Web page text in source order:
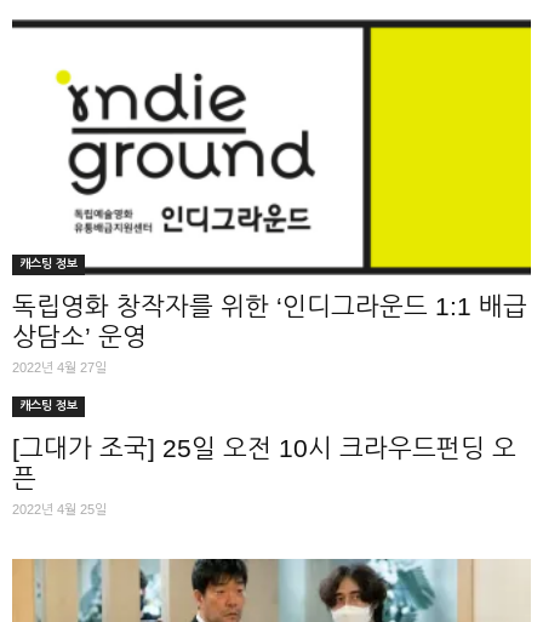
캐스팅 정보
독립영화 창작자를 위한 ‘인디그라운드 1:1 배급
상담소’ 운영
2022년 4월 27일
캐스팅 정보
[그대가 조국] 25일 오전 10시 크라우드펀딩 오
픈
2022년 4월 25일